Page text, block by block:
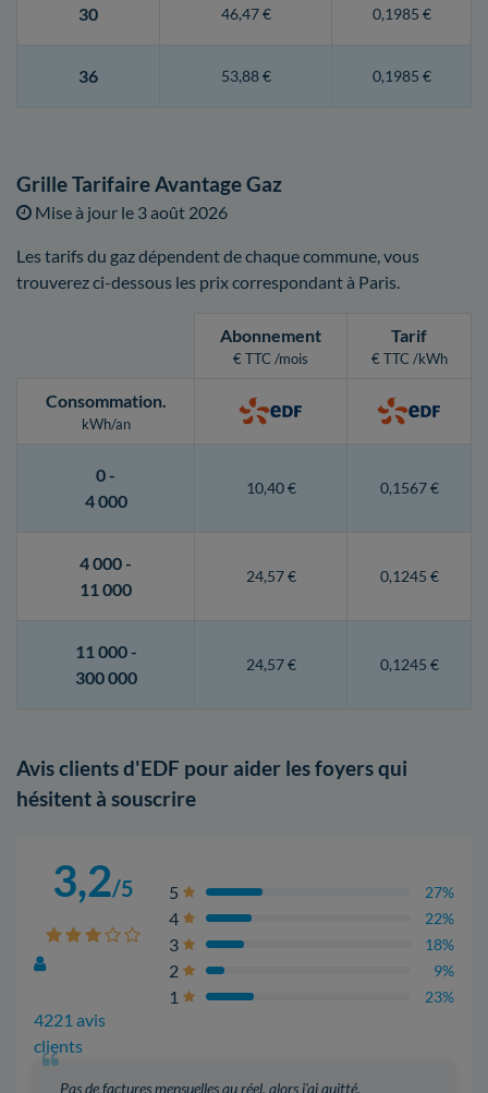
30 46,47 € 0,1985 €
36 53,88 € 0,1985 €
Grille Tarifaire Avantage Gaz
Mise à jour le 3 août 2026
Les tarifs du gaz dépendent de chaque commune, vous
trouverez ci-dessous les prix correspondant à Paris.
Abonnement
€ TTC /mois
Tarif
€ TTC /kWh
Consommation.
kWh/an
0 -
4 000
10,40 € 0,1567 €
4 000 -
11 000
24,57 € 0,1245 €
11 000 -
300 000
24,57 € 0,1245 €
Avis clients d'EDF pour aider les foyers qui
hésitent à souscrire
3,2/5
4221 avis
clients
5 27%
4 22%
3 18%
2 9%
1 23%
Pas de factures mensuelles au réel, alors j'ai quitté.